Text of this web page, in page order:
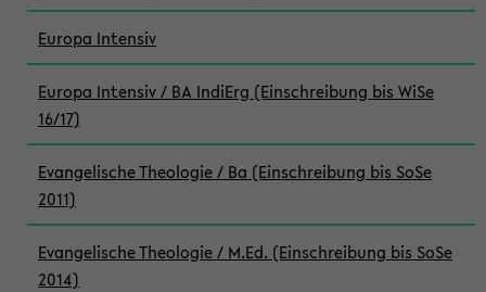
Europa Intensiv
Europa Intensiv / BA IndiErg (Einschreibung bis WiSe
16/17)
Evangelische Theologie / Ba (Einschreibung bis SoSe
2011)
Evangelische Theologie / M.Ed. (Einschreibung bis SoSe
2014)